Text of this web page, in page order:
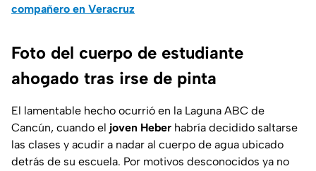
compañero en Veracruz
Foto del cuerpo de estudiante
ahogado tras irse de pinta
El lamentable hecho ocurrió en la Laguna ABC de
Cancún, cuando el joven Heber habría decidido saltarse
las clases y acudir a nadar al cuerpo de agua ubicado
detrás de su escuela. Por motivos desconocidos ya no